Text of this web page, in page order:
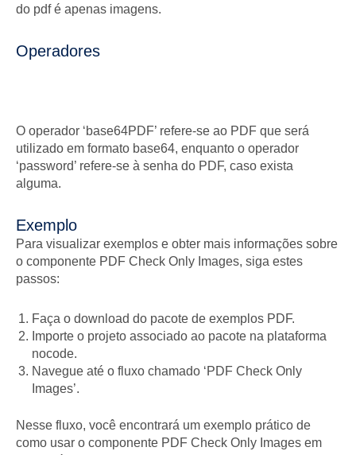
do pdf é apenas imagens.
Operadores
O operador ‘base64PDF’ refere-se ao PDF que será
utilizado em formato base64, enquanto o operador
‘password’ refere-se à senha do PDF, caso exista
alguma.
Exemplo
Para visualizar exemplos e obter mais informações sobre
o componente PDF Check Only Images, siga estes
passos:
Faça o download do pacote de exemplos PDF.
Importe o projeto associado ao pacote na plataforma
nocode.
Navegue até o fluxo chamado ‘PDF Check Only
Images’.
Nesse fluxo, você encontrará um exemplo prático de
como usar o componente PDF Check Only Images em